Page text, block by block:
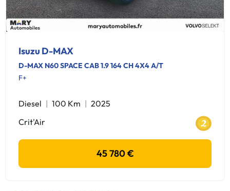
Isuzu D-MAX
D-MAX N60 SPACE CAB 1.9 164 CH 4X4 A/T
F+
Diesel 100 Km
2025
Crit'Air
45 780 €